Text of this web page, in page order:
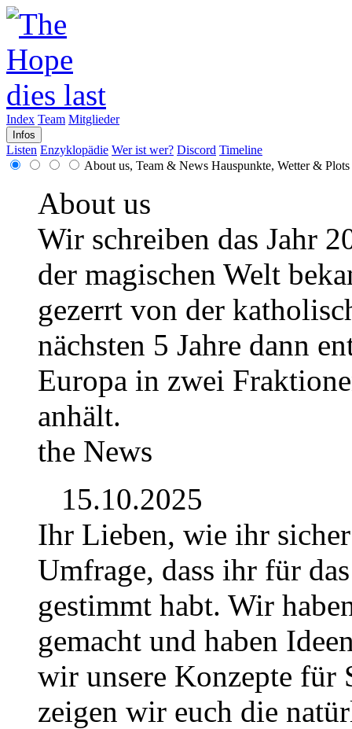
Index Team Mitglieder
Infos
Listen Enzyklopädie Wer ist wer? Discord Timeline
About us, Team & News Hauspunkte, Wetter & Plots
About us
Wir schreiben das Jahr
der magischen Welt
gezerrt von der
nächsten 5 Jahre dann
Europa in zwei
anhält.
the News
15.10.2025
Ihr Lieben, wie ihr
Umfrage, dass ihr für
gestimmt habt. Wir
gemacht und haben
wir unsere Konzepte für
zeigen wir euch die